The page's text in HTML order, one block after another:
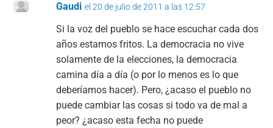
Gaudi el 20 de julio de 2011 a las 12:57
Si la voz del pueblo se hace escuchar cada dos
años estamos fritos. La democracia no vive
solamente de la elecciones, la democracia
camina día a día (o por lo menos es lo que
deberíamos hacer). Pero, ¿acaso el pueblo no
puede cambiar las cosas si todo va de mal a
peor? ¿acaso esta fecha no puede